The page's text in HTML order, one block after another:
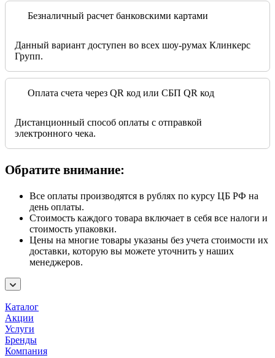
Безналичный расчет банковскими картами
Данный вариант доступен во всех шоу-румах Клинкерс
Групп.
Оплата счета через QR код или СБП QR код
Дистанционный способ оплаты с отправкой
электронного чека.
Обратите внимание:
Все оплаты производятся в рублях по курсу ЦБ РФ на
день оплаты.
Стоимость каждого товара включает в себя все налоги и
стоимость упаковки.
Цены на многие товары указаны без учета стоимости их
доставки, которую вы можете уточнить у наших
менеджеров.
Каталог
Акции
Услуги
Бренды
Компания